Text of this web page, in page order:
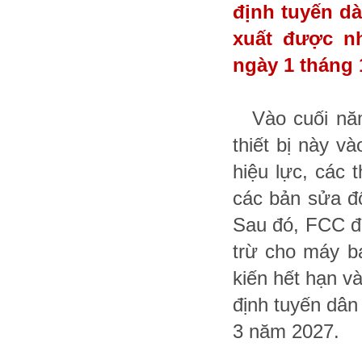
định tuyến
xuất được
ngày 1 tháng
Vào cuối
thiết bị này
hiệu lực, các
các bản sửa
Sau đó, FCC
trừ cho máy
kiến hết hạn
định tuyến
3 năm 2027.